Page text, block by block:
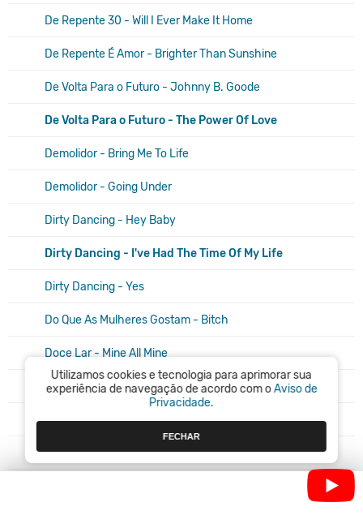
De Repente 30 - Will I Ever Make It Home
De Repente É Amor - Brighter Than Sunshine
De Volta Para o Futuro - Johnny B. Goode
De Volta Para o Futuro - The Power Of Love
Demolidor - Bring Me To Life
Demolidor - Going Under
Dirty Dancing - Hey Baby
Dirty Dancing - I've Had The Time Of My Life
Dirty Dancing - Yes
Do Que As Mulheres Gostam - Bitch
Doce Lar - Mine All Mine
Doce Novembro - Baby Workout
Doce Novembro - Cellophane
Drácula 2000 - Bloodline
Utilizamos cookies e tecnologia para aprimorar sua
experiência de navegação de acordo com oAviso de
Privacidade.
FECHAR